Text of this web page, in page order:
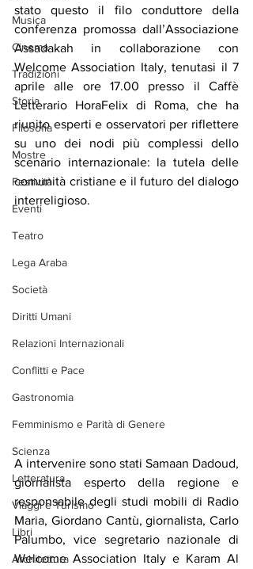
Musica
Cinema
Tradizioni
Storia
Filosofia
Mostre
Festività
Eventi
Teatro
Lega Araba
Società
Diritti Umani
Relazioni Internazionali
Conflitti e Pace
Gastronomia
Femminismo e Parità di Genere
Scienza
Letteratura
Viaggi e Turismo
Libri
Architettura
stato questo il filo conduttore della
conferenza promossa dall’Associazione
Assadakah in collaborazione con
Welcome Association Italy, tenutasi il 7
aprile alle ore 17.00 presso il Caffè
Letterario HoraFelix di Roma, che ha
riunito esperti e osservatori per riflettere
su uno dei nodi più complessi dello
scenario internazionale: la tutela delle
comunità cristiane e il futuro del dialogo
interreligioso.
A intervenire sono stati Samaan Dadoud,
giornalista esperto della regione e
responsabile degli studi mobili di Radio
Maria, Giordano Cantù, giornalista, Carlo
Palumbo, vice segretario nazionale di
Welcome Association Italy e Karam Al